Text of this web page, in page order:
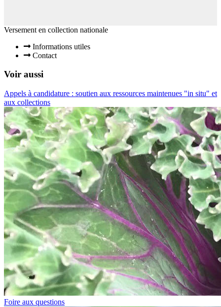
Versement en collection nationale
Informations utiles
Contact
Voir aussi
Appels à candidature : soutien aux ressources maintenues "in situ" et
aux collections
Foire aux questions